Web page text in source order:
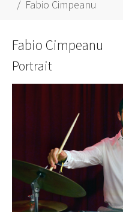
Fabio Cimpeanu
Fabio Cimpeanu
Portrait